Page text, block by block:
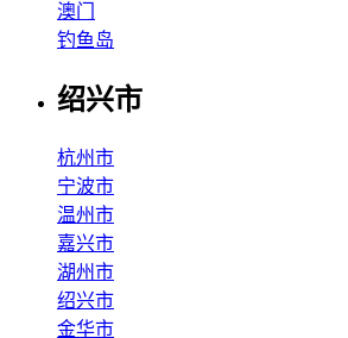
澳门
钓鱼岛
绍兴市
杭州市
宁波市
温州市
嘉兴市
湖州市
绍兴市
金华市